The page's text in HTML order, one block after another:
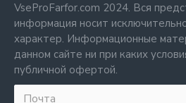
VseProFarfor.com 2024. Вся
информация носит
характер. Информационные
данном сайте ни при каких
публичной офертой.